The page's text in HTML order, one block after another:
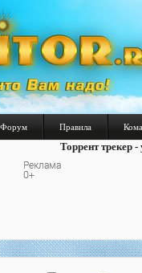
Форум Правила
Торрент трекер